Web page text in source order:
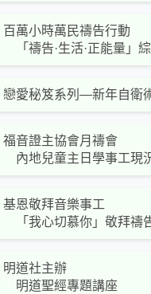
百萬小時萬民禱告行動
「禱告·生活·正能量」
戀愛秘笈系列—新年自衛
福音證主協會月禱會
內地兒童主日學事工現
基恩敬拜音樂事工
「我心切慕你」敬拜禱
明道社主辦
明道聖經專題講座